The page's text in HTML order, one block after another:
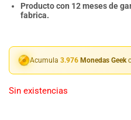
Producto con 12 meses de
fabrica.
Acumula 3.976 Monedas Geek
Sin existencias